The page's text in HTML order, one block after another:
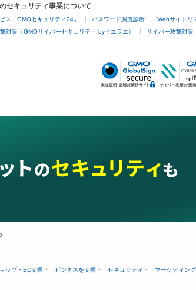
セキュリティ事業について
ス「GMOセキュリティ24」 パスワード漏洩診断 Webサイトリ
対策（GMOサイバーセキュリティ byイエラエ） サイバー攻撃対策
ップ・EC支援 ビジネスを支援 セキュリティ マーケティン